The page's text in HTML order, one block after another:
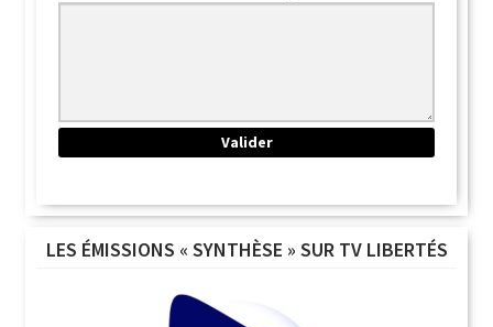
LES ÉMISSIONS « SYNTHÈSE » SUR TV LIBERTÉS